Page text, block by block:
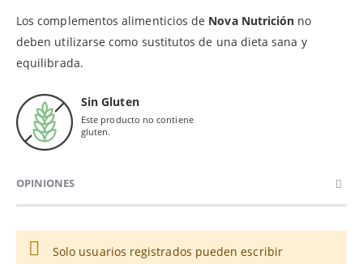
Los complementos alimenticios de Nova Nutrición no
deben utilizarse como sustitutos de una dieta sana y
equilibrada.
Sin Gluten
Este producto no contiene
gluten.
OPINIONES
Solo usuarios registrados pueden escribir